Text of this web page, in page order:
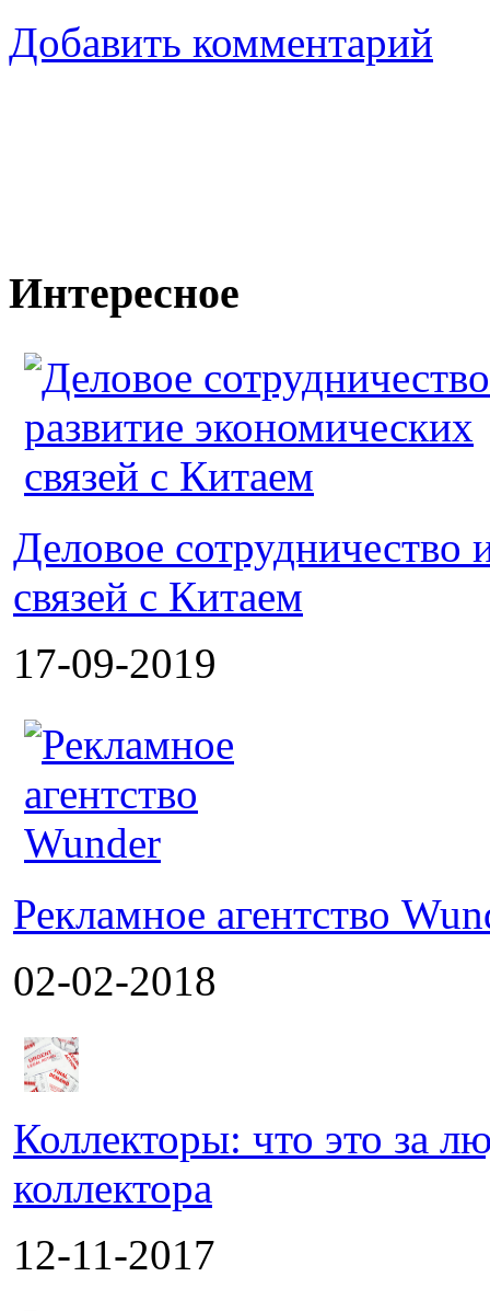
Добавить комментарий
Интересное
Деловое сотрудничество
связей с Китаем
17-09-2019
Рекламное агентство
02-02-2018
Коллекторы: что это за
коллектора
12-11-2017